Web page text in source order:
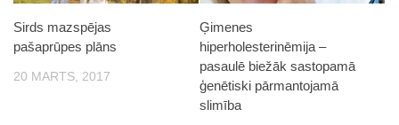
Sirds mazspējas
pašaprūpes plāns
20 MARTS, 2017
Ģimenes
hiperholesterinēmija –
pasaulē biežāk sastopamā
ģenētiski pārmantojamā
slimība